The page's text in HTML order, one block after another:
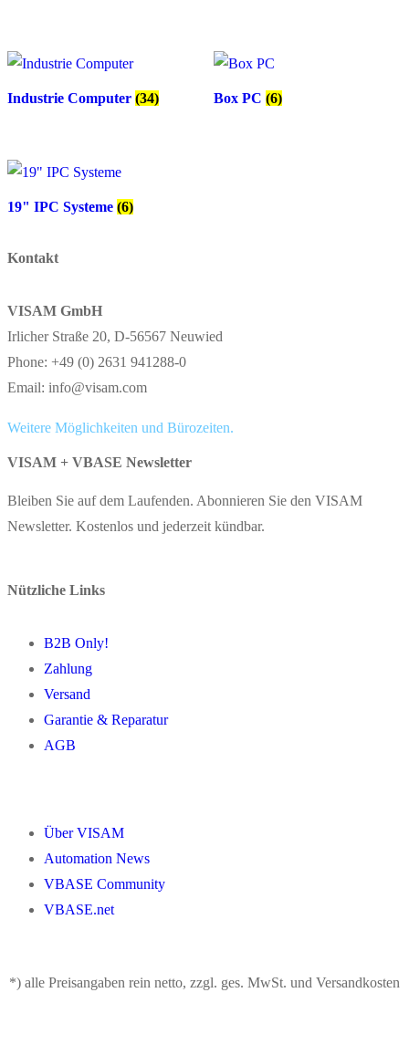
Industrie Computer (34) Box PC (6)
19" IPC Systeme (6)
Kontakt
VISAM GmbH
Irlicher Straße 20, D-56567 Neuwied
Phone: +49 (0) 2631 941288-0
Email: info@visam.com
Weitere Möglichkeiten und Bürozeiten.
VISAM + VBASE Newsletter
Bleiben Sie auf dem Laufenden. Abonnieren Sie den VISAM
Newsletter. Kostenlos und jederzeit kündbar.
Nützliche Links
B2B Only!
Zahlung
Versand
Garantie & Reparatur
AGB
Über VISAM
Automation News
VBASE Community
VBASE.net
*) alle Preisangaben rein netto, zzgl. ges. MwSt. und Versandkosten